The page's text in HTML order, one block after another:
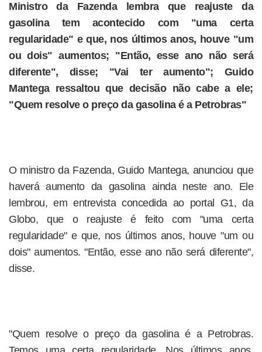
Ministro da Fazenda lembra que reajuste da
gasolina tem acontecido com "uma certa
regularidade" e que, nos últimos anos, houve "um
ou dois" aumentos; "Então, esse ano não será
diferente", disse; "Vai ter aumento"; Guido
Mantega ressaltou que decisão não cabe a ele;
"Quem resolve o preço da gasolina é a Petrobras"
O ministro da Fazenda, Guido Mantega, anunciou que
haverá aumento da gasolina ainda neste ano. Ele
lembrou, em entrevista concedida ao portal G1, da
Globo, que o reajuste é feito com "uma certa
regularidade" e que, nos últimos anos, houve "um ou
dois" aumentos. "Então, esse ano não será diferente",
disse.
"Quem resolve o preço da gasolina é a Petrobras.